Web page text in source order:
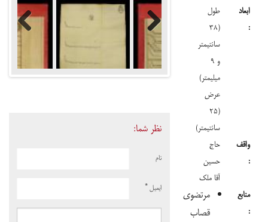
Previous Next
نظر شما:
نام
ایمیل*
ابعاد
:
طول
(۳۸
سانتیمتر
و ۹
میلیمتر)
عرض
(۲۵
سانتیمتر)
واقف
:
حاج
حسین
آقا ملک
منابع
:
مرتضوی
قصاب